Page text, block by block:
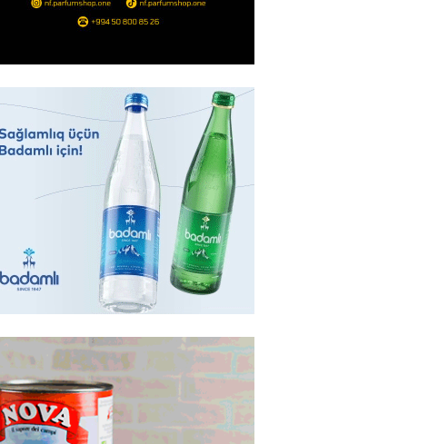
Hacıyev: Azərbaycan ərazisini
qarşı istifadəyə imkan
- 14:45 85
mənzil almaq istəyənlər
hansı imkanları var?
84
ofisi Pezeşkianın istefası
bağlı iddiaları təkzib etdi
05.08.2026 116
bu canlıların hücumu başlayıb?
narahatlıq yaratdı: FOTO
- 14:00 98